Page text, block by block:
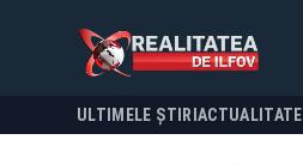
ULTIMELE ȘTIRI ACTUALITATE